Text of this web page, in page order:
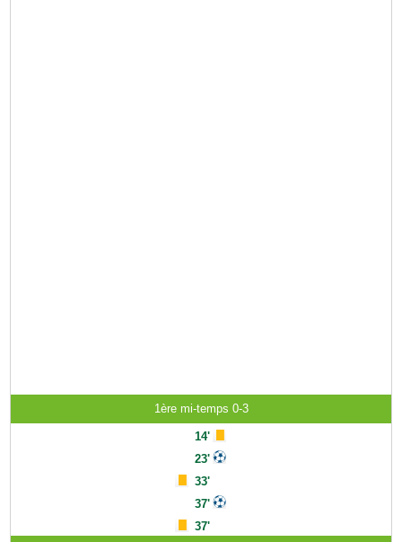
1ère mi-temps 0-3
14'
23'
33'
37'
37'